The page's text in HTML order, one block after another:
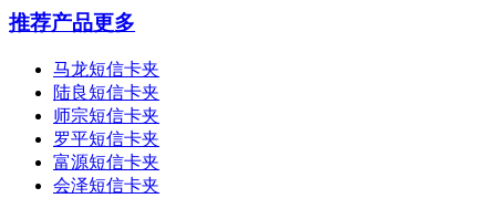
推荐产品更多
马龙短信卡夹
陆良短信卡夹
师宗短信卡夹
罗平短信卡夹
富源短信卡夹
会泽短信卡夹